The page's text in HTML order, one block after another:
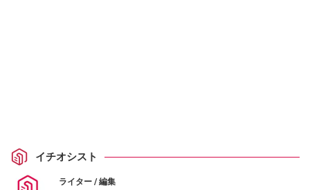
イチオシスト
ライター / 編集